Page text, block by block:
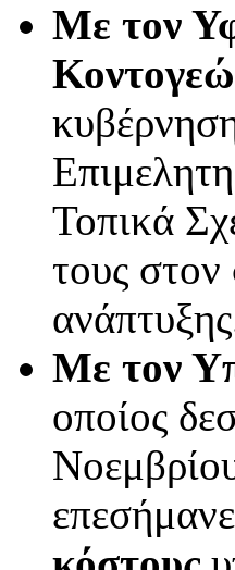
Με τον
Τοπικά
τους στον
Με τον
οποίος